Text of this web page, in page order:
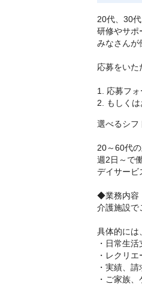
20代、30
研修やサポ
みなさんが
応募をいた
1. 応募フ
2. もしくは
選べるシフ
20～60代
週2日～で
デイサービ
◆業務内容
介護施設で
具体的には
・日常生
・レクリ
・実績、
・ご家族